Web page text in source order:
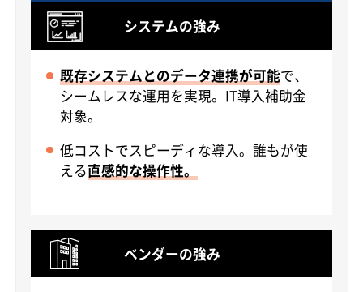
システムの強み
既存システムとのデータ連携が可能で、
シームレスな運用を実現。IT導入補助金
対象。
低コストでスピーディな導入。誰もが使
える直感的な操作性。
ベンダーの強み